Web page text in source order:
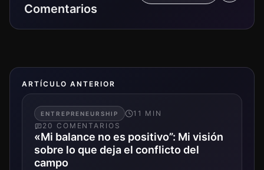
Comentarios
ARTÍCULO ANTERIOR
ENTREPRENEURSHIP 11 MIN
20 COMENTARIO S
«Mi balance no es positivo”: Mi visión
sobre lo que deja el conflicto del
campo